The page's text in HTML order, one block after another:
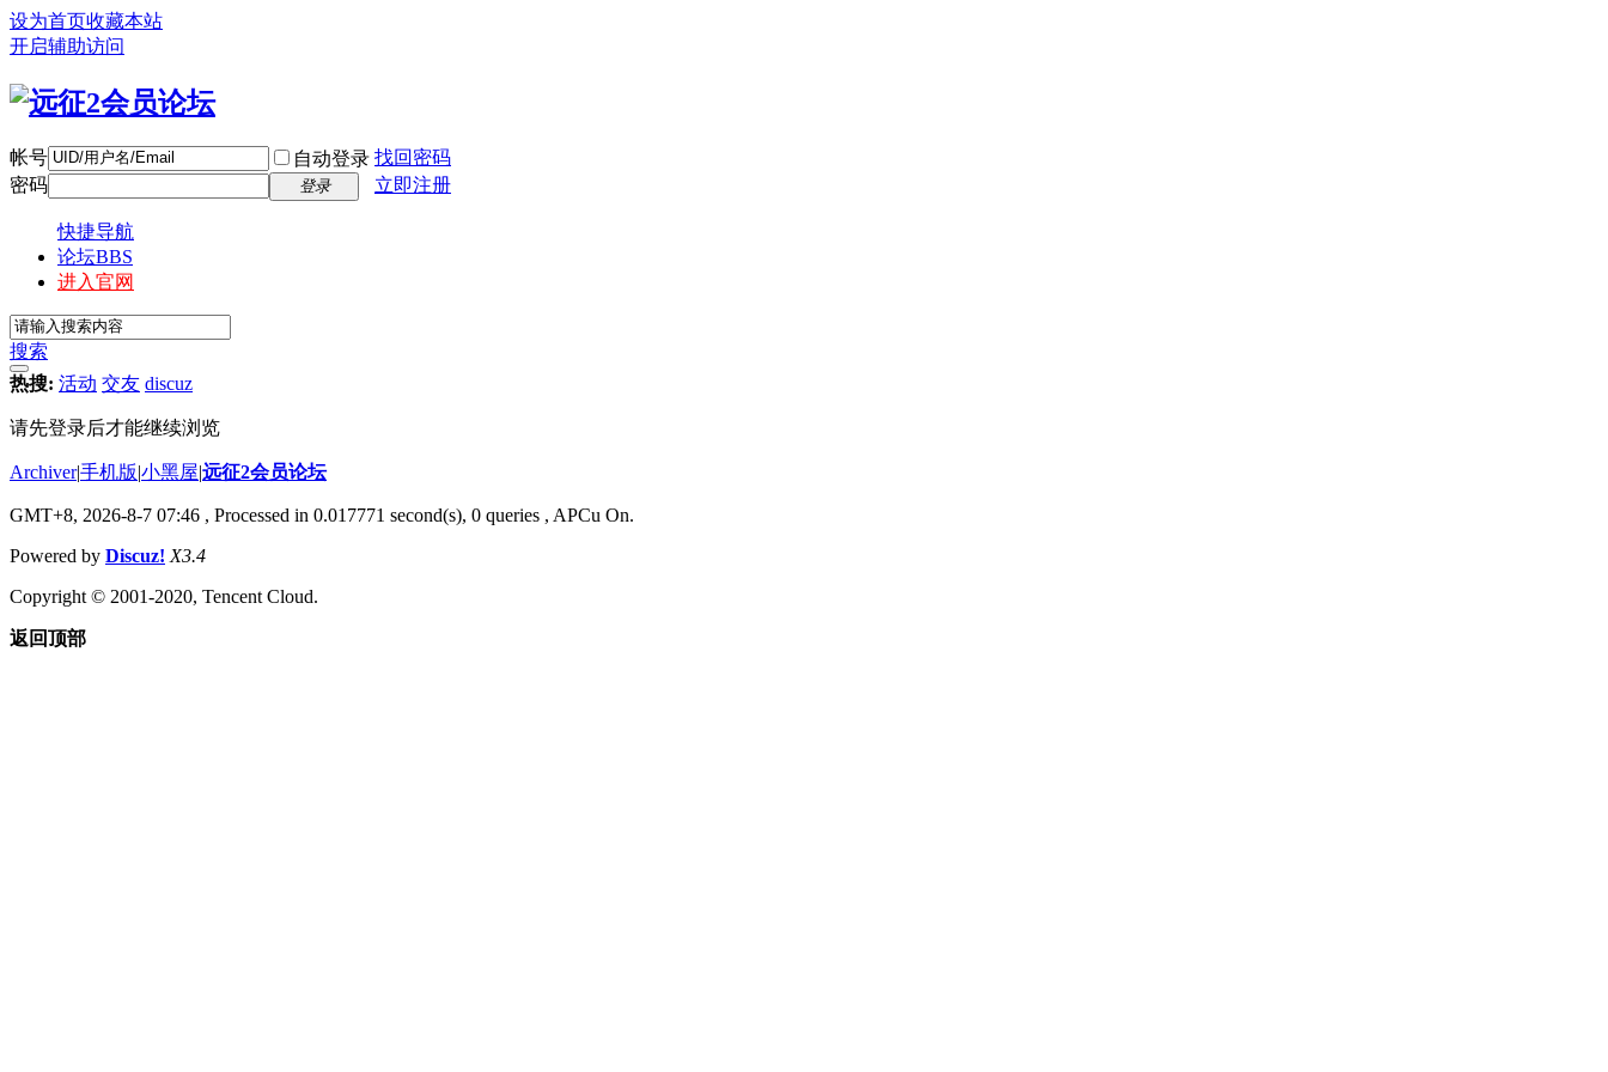
设为首页收藏本站
开启辅助访问
帐号 自动登录 找回密码
密码
登录 立即注册
快捷导航
论坛BBS
进入官网
搜索
热搜: 活动 交友 discuz
请先登录后才能继续浏览
Archiver|手机版|小黑屋|远征2会员论坛
GMT+8, 2026-8-7 07:46 , Processed in 0.017771 second(s), 0 queries , APCu On.
Powered by Discuz! X3.4
Copyright © 2001-2020, Tencent Cloud.
返回顶部